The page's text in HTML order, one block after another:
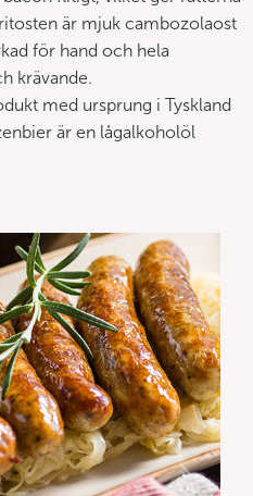
är mjuk cambozolaost
för hand och hela
krävande.
med ursprung i Tyskland
är en lågalkoholöl